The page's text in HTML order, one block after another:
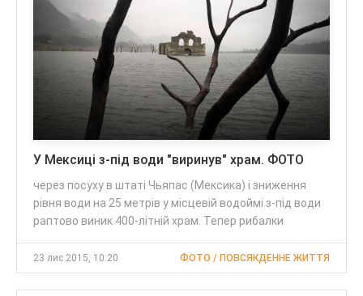
У Мексиці з-під води "виринув" храм. ФОТО
через посуху в штаті Чьяпас (Мексика) і зниження
рівня води на 25 метрів у місцевій водоймі з-під води
раптово виник 400-літній храм. Тепер рибалки
23 лис 2015, 10:20 ФОТО / ПОВСЯКДЕННЕ ЖИТТЯ